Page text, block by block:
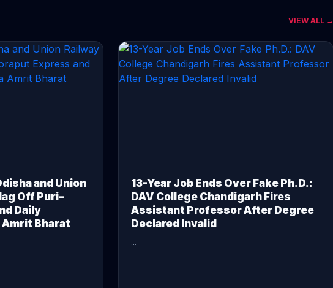
VIEW ALL →
and Union
Off Puri–
Daily
Amrit Bharat
13-Year Job Ends Over Fake Ph.D.:
DAV College Chandigarh Fires
Assistant Professor After Degree
Declared Invalid
...